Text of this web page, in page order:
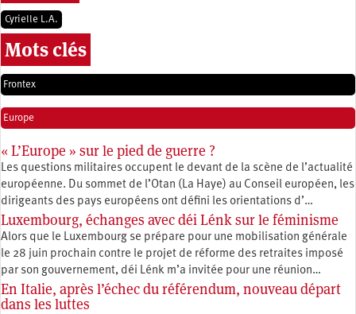
Cyrielle L.A.
Mots clés
Frontex
Europe
« L’Europe » sur le pied de guerre ?
Les questions militaires occupent le devant de la scène de l’actualité
européenne. Du sommet de l’Otan (La Haye) au Conseil européen, les
dirigeants des pays européens ont défini les orientations d’…
Luxembourg, échanges avec déi Lénk sur le féminisme
Alors que le Luxembourg se prépare pour une mobilisation générale
le 28 juin prochain contre le projet de réforme des retraites imposé
par son gouvernement, déi Lénk m’a invitée pour une réunion…
En Italie, après l’échec du référendum, nouveau départ
dans les luttes